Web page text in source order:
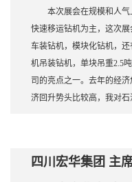
本次展会在规模和人
快速移运钻机为主，这次
车装钻机，模块化钻机，
机吊装钻机，单块吊重2.5
司的亮点之一。去年的经
济回升势头比较高，我对石
四川宏华集团 主